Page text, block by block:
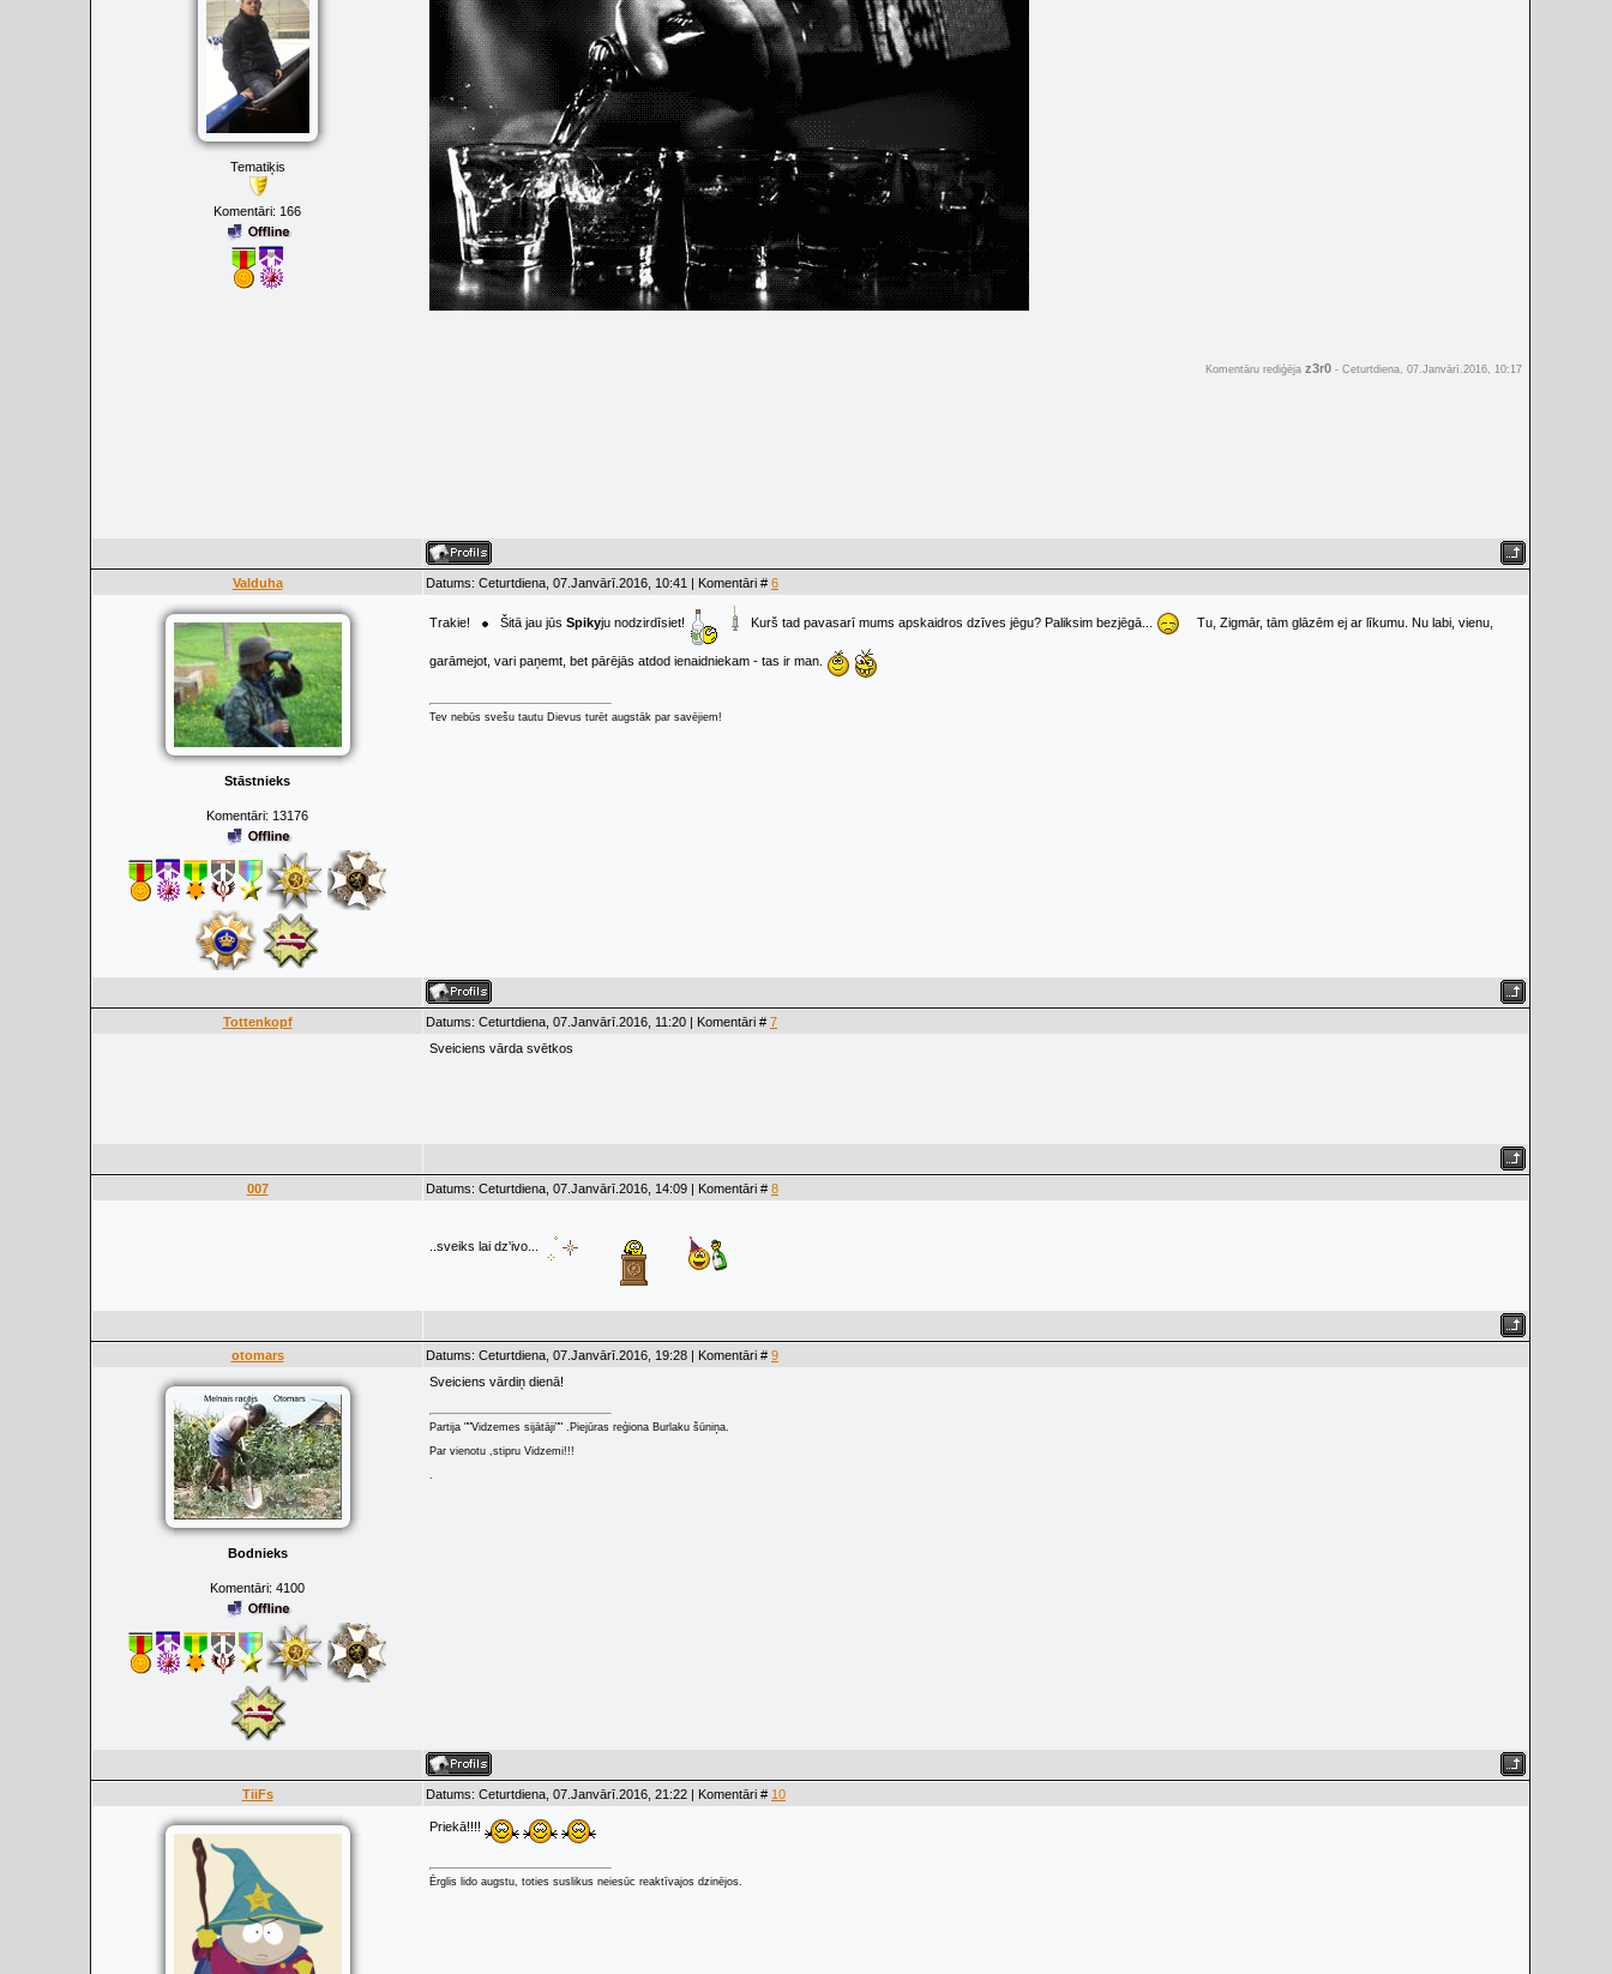
Tematiķis
Komentāri: 166
Komentāru rediģēja z3r0 - Ceturtdiena, 07.Janvārī.2016, 10:17
Valduha Datums: Ceturtdiena, 07.Janvārī.2016, 10:41 | Komentāri # 6
Stāstnieks
Komentāri: 13176
Trakie! Šitā jau jūs Spikyju nodzirdīsiet! Kurš tad pavasarī mums apskaidros dzīves jēgu? Paliksim bezjēgā... Tu, Zigmār, tām glāzēm ej ar līkumu. Nu labi, vienu,
garāmejot, vari paņemt, bet pārējās atdod ienaidniekam - tas ir man.
Tev nebūs svešu tautu Dievus turēt augstāk par savējiem!
Tottenkopf Datums: Ceturtdiena, 07.Janvārī.2016, 11:20 | Komentāri # 7
Sveiciens vārda svētkos
007 Datums: Ceturtdiena, 07.Janvārī.2016, 14:09 | Komentāri # 8
..sveiks lai dz'ivo...
otomars Datums: Ceturtdiena, 07.Janvārī.2016, 19:28 | Komentāri # 9
Bodnieks
Komentāri: 4100
Sveiciens vārdiņ dienā!
Partija ""Vidzemes sijātāji"" .Piejūras reģiona Burlaku šūniņa.
Par vienotu ,stipru Vidzemi!!!
.
TiiFs Datums: Ceturtdiena, 07.Janvārī.2016, 21:22 | Komentāri # 10
Priekā!!!!
Ērglis lido augstu, toties suslikus neiesūc reaktīvajos dzinējos.